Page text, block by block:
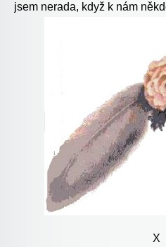
jsem nerada, když k nám
X